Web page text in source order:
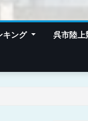
キング 呉市陸上